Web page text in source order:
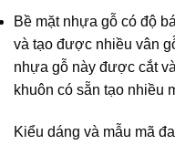
Bề mặt nhựa gỗ có độ
và tạo được nhiều vân
nhựa gỗ này được cắt
khuôn có sẵn tạo nhiều
Kiểu dáng và mẫu mã